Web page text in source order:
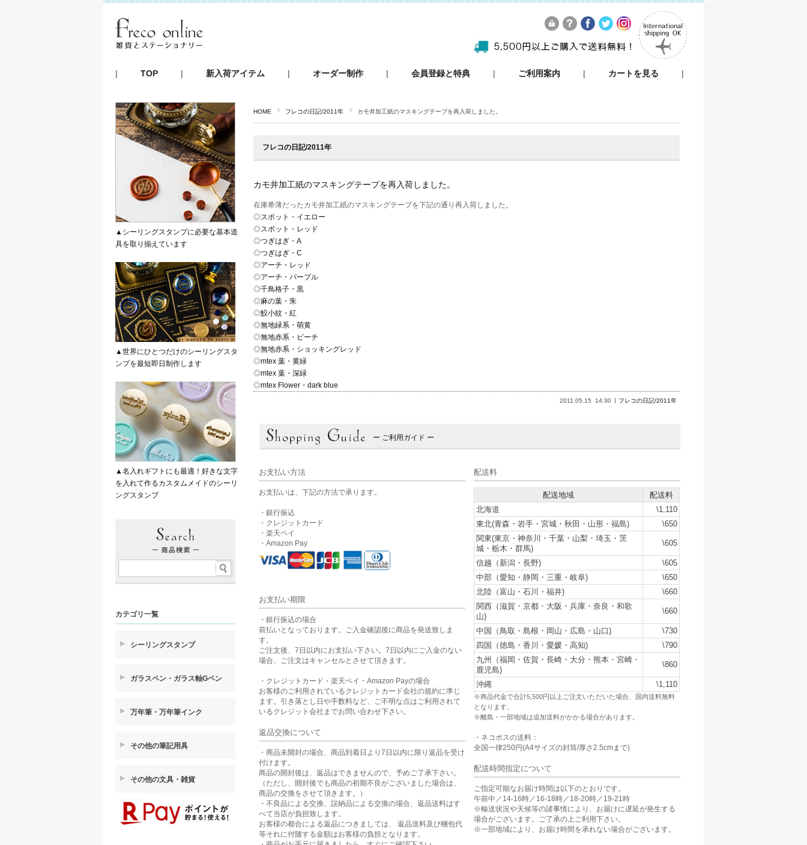
TOP 新入荷アイテム オーダー制作 会員登録と特典 ご利用案内 カートを見る
HOME フレコの日記/2011年 カモ井加工紙のマスキングテープを再入荷しました。
フレコの日記/2011年
カモ井加工紙のマスキングテープを再入荷しました。
在庫希薄だったカモ井加工紙のマスキングテープを下記の通り再入荷しました。
◎スポット・イエロー
◎スポット・レッド
◎つぎはぎ・A
◎つぎはぎ・C
◎アーチ・レッド
◎アーチ・パープル
◎千鳥格子・黒
◎麻の葉・朱
◎鮫小紋・紅
◎無地緑系・萌黄
◎無地赤系・ピーチ
◎無地赤系・ショッキングレッド
◎mtex 葉・黄緑
◎mtex 葉・深緑
◎mtex Flower・dark blue
2011.05.15 14:30 フレコの日記/2011年
ー ご利用ガイド ー
お支払い方法
お支払いは、下記の方法で承ります。
・銀行振込
・クレジットカード
・楽天ペイ
・Amazon Pay
お支払い期限
・銀行振込の場合
前払いとなっております。ご入金確認後に商品を発送致しま
す。
ご注文後、7日以内にお支払い下さい。7日以内にご入金のない
場合、ご注文はキャンセルとさせて頂きます。
・クレジットカード・楽天ペイ・Amazon Payの場合
お客様のご利用されているクレジットカード会社の規約に準じ
ます。引き落とし日や手数料など、ご不明な点はご利用されて
いるクレジット会社までお問い合わせ下さい。
返品交換について
・商品未開封の場合、商品到着日より7日以内に限り返品を受け
付けます。
商品の開封後は、返品はできませんので、予めご了承下さい。
（ただし、開封後でも商品の初期不良がございました場合は、
商品の交換をさせて頂きます。）
・不良品による交換、誤納品による交換の場合、返品送料はす
べて当店が負担致します。
お客様の都合による返品につきましては、 返品送料及び梱包代
等それに付随する金額はお客様の負担となります。
配送料
配送地域
配送料
北海道
\1,110
東北(青森・岩手・宮城・秋田・山形・福島)
\650
関東(東京・神奈川・千葉・山梨・埼玉・茨
城・栃木・群馬)
\605
信越（新潟・長野)
\605
中部（愛知・静岡・三重・岐阜)
\650
北陸（富山・石川・福井)
\660
関西（滋賀・京都・大阪・兵庫・奈良・和歌
山)
\660
中国（鳥取・島根・岡山・広島・山口)
\730
四国（徳島・香川・愛媛・高知)
\790
九州（福岡・佐賀・長崎・大分・熊本・宮崎・
鹿児島)
\860
沖縄 \1,110
※商品代金で合計5,500円以上ご注文いただいた場合、国内送料無料
となります。
※離島・一部地域は追加送料がかかる場合があります。
・ネコポスの送料：
全国一律250円(A4サイズの封筒/厚さ2.5cmまで)
配送時間指定について
ご指定可能なお届け時間は以下のとおりです。
午前中／14-16時／16-18時／18-20時／19-21時
※輸送状況や天候等の諸事情により、お届けに遅延が発生する
場合がございます。ご了承の上ご利用下さい。
※一部地域により、お届け時間を承れない場合がございます。
▲シーリングスタンプに必要な基本道
具を取り揃えています
▲世界にひとつだけのシーリングスタ
ンプを最短即日制作します
▲名入れギフトにも最適！好きな文字
を入れて作るカスタムメイドのシーリ
ングスタンプ
カテゴリ一覧
シーリングスタンプ
ガラスペン・ガラス軸Gペン
万年筆・万年筆インク
その他の筆記用具
その他の文具・雑貨